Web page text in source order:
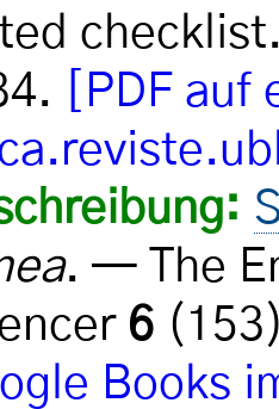
[PDF
. — The
6
Books